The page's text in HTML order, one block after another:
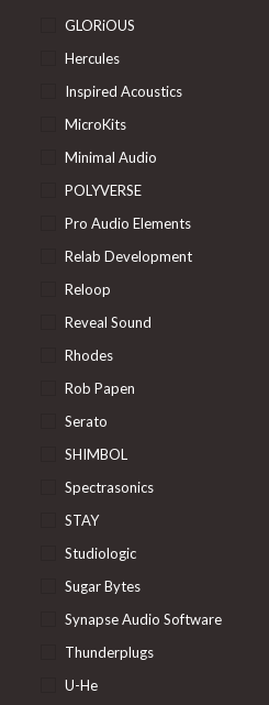
GLORiOUS
Hercules
Inspired Acoustics
MicroKits
Minimal Audio
POLYVERSE
Pro Audio Elements
Relab Development
Reloop
Reveal Sound
Rhodes
Rob Papen
Serato
SHIMBOL
Spectrasonics
STAY
Studiologic
Sugar Bytes
Synapse Audio Software
Thunderplugs
U-He